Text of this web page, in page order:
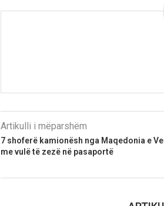
Artikulli i mëparshëm
7 shoferë kamionësh nga Maqedonia e
me vulë të zezë në pasaportë